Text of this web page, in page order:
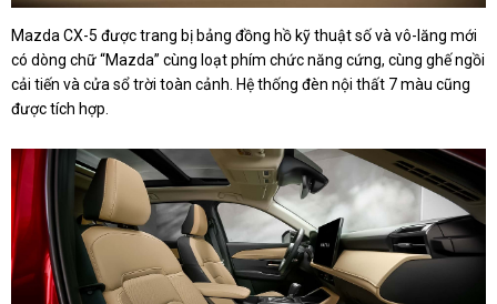
Mazda CX-5 được trang bị bảng đồng hồ kỹ thuật số và vô-lăng mới
có dòng chữ “Mazda” cùng loạt phím chức năng cứng, cùng ghế ngồi
cải tiến và cửa sổ trời toàn cảnh. Hệ thống đèn nội thất 7 màu cũng
được tích hợp.